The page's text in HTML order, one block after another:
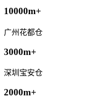
10000m+
广州花都仓
3000m+
深圳宝安仓
2000m+